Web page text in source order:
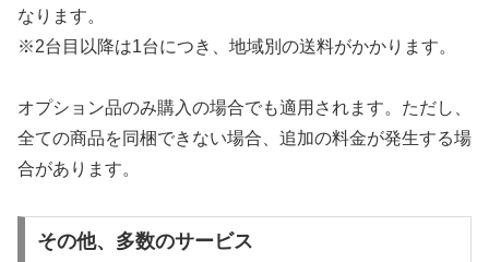
なります。
※2台目以降は1台につき、地域別の送料がかかります。
オプション品のみ購入の場合でも適用されます。ただし、
全ての商品を同梱できない場合、追加の料金が発生する場
合があります。
その他、多数のサービス